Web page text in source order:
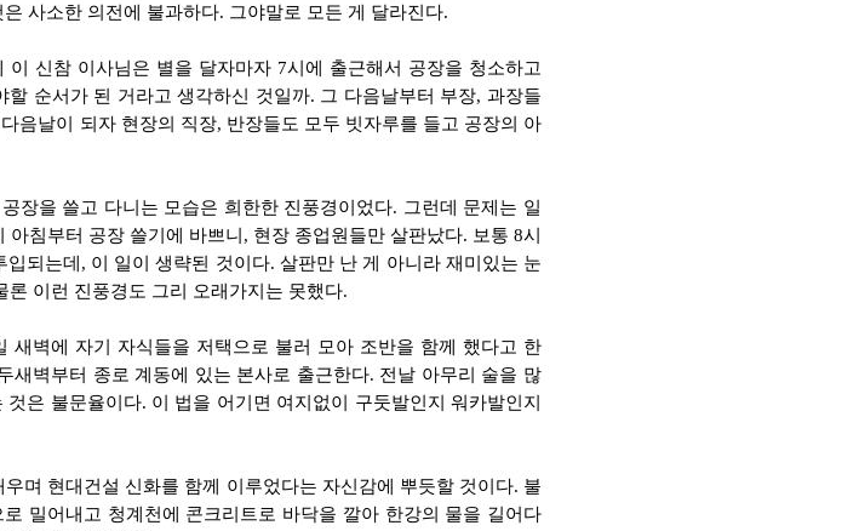
사소한 의전에 불과하다. 그야말로 모든 게 달라진다.
신참 이사님은 별을 달자마자 7시에 출근해서 공장을 청소하고
순서가 된 거라고 생각하신 것일까. 그 다음날부터 부장, 과장들
음날이 되자 현장의 직장, 반장들도 모두 빗자루를 들고 공장의 아
장을 쓸고 다니는 모습은 희한한 진풍경이었다. 그런데 문제는 일
침부터 공장 쓸기에 바쁘니, 현장 종업원들만 살판났다. 보통 8시
되는데, 이 일이 생략된 것이다. 살판만 난 게 아니라 재미있는 눈
이런 진풍경도 그리 오래가지는 못했다.
새벽에 자기 자식들을 저택으로 불러 모아 조반을 함께 했다고 한
새벽부터 종로 계동에 있는 본사로 출근한다. 전날 아무리 술을 많
은 불문율이다. 이 법을 어기면 여지없이 구둣발인지 워카발인지
며 현대건설 신화를 함께 이루었다는 자신감에 뿌듯할 것이다. 불
밀어내고 청계천에 콘크리트로 바닥을 깔아 한강의 물을 길어다